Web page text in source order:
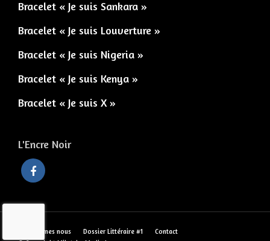
Bracelet « Je suis Sankara »
Bracelet « Je suis Louverture »
Bracelet « Je suis Nigeria »
Bracelet « Je suis Kenya »
Bracelet « Je suis X »
L'Encre Noir
Qui sommes nous Dossier Littéraire #1
Contact